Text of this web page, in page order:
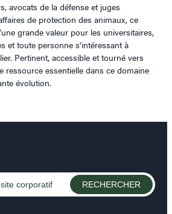
avocats de la défense et juges
de protection des animaux, ce
grande valeur pour les universitaires,
et toute personne s’intéressant à
Pertinent, accessible et tourné vers
ressource essentielle dans ce domaine
évolution.